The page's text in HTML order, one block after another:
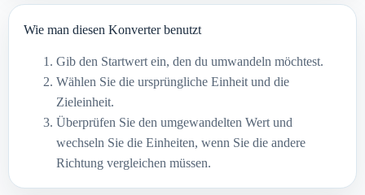
Wie man diesen Konverter benutzt
Gib den Startwert ein, den du umwandeln möchtest.
Wählen Sie die ursprüngliche Einheit und die
Zieleinheit.
Überprüfen Sie den umgewandelten Wert und
wechseln Sie die Einheiten, wenn Sie die andere
Richtung vergleichen müssen.